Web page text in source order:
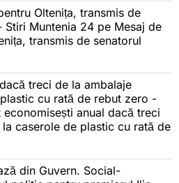
Oltenița, transmis de
Stiri Muntenia 24 pe Mesaj de
transmis de senatorul
treci de la ambalaje
cu rată de rebut zero -
economisești anual dacă treci
caserole de plastic cu rată de
din Guvern. Social-